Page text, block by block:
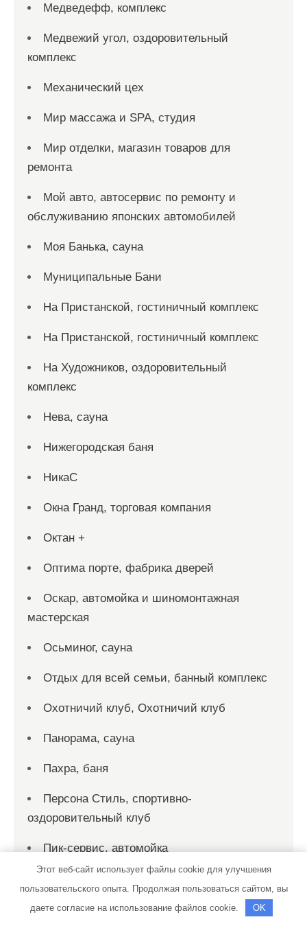
Медведефф, комплекс
Медвежий угол, оздоровительный
комплекс
Механический цех
Мир массажа и SPA, студия
Мир отделки, магазин товаров для
ремонта
Мой авто, автосервис по ремонту и
обслуживанию японских автомобилей
Моя Банька, сауна
Муниципальные Бани
На Пристанской, гостиничный комплекс
На Пристанской, гостиничный комплекс
На Художников, оздоровительный
комплекс
Нева, сауна
Нижегородская баня
НикаС
Окна Гранд, торговая компания
Октан +
Оптима порте, фабрика дверей
Оскар, автомойка и шиномонтажная
мастерская
Осьминог, сауна
Отдых для всей семьи, банный комплекс
Охотничий клуб, Охотничий клуб
Панорама, сауна
Пахра, баня
Персона Стиль, спортивно-
оздоровительный клуб
Пик-сервис, автомойка
Пик-сервис, автомойка
Пирс, автомойка
Этот веб-сайт использует файлы cookie для улучшения
пользовательского опыта. Продолжая пользоваться сайтом, вы
даете согласие на использование файлов cookie.
OK